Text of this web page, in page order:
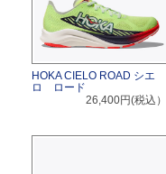
HOKA CIELO ROAD シエ
ロ ロード
26,400円(税込）